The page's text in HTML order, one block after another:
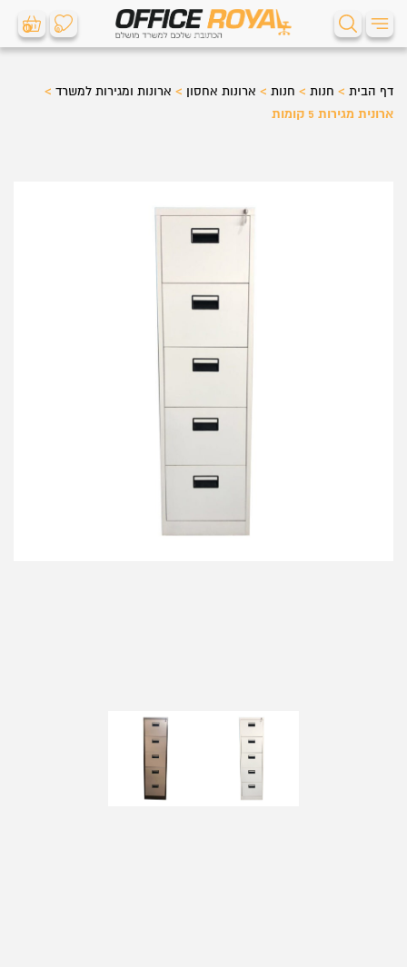
0 0
דף הבית > חנות > חנות > ארונות אחסון > ארונות ומגירות למשרד >
ארונית מגירות 5 קומות